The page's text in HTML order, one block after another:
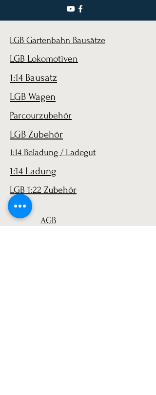
LGB Gartenbahn Bausätze
LGB Lokomotiven
1:14 Bausatz
LGB Wagen
Parcourzubehör
LGB Zubehör
1:14 Beladung / Ladegut
1:14 Ladung
LGB 1:22 Zubehör
AGB